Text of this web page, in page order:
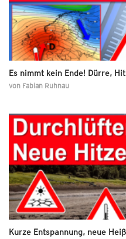
Es nimmt kein Ende! Dürre,
von Fabian Ruhnau
Kurze Entspannung, neue